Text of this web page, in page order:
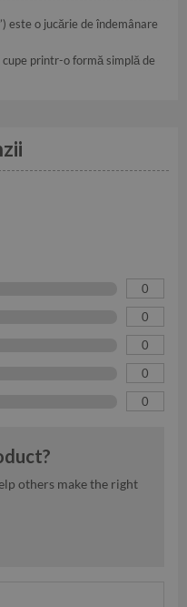
este o jucărie de îndemânare
printr-o formă simplă de
0
0
0
0
0
others make the right